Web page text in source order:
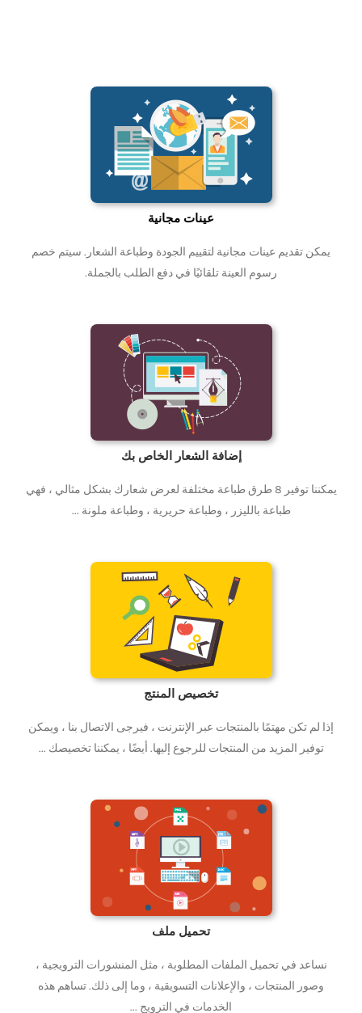
عينات مجانية
يمكن تقديم عينات مجانية لتقييم الجودة وطباعة الشعار. سيتم خصم
رسوم العينة تلقائيًا في دفع الطلب بالجملة.
إضافة الشعار الخاص بك
يمكننا توفير 8 طرق طباعة مختلفة لعرض شعارك بشكل مثالي ، فهي
طباعة بالليزر ، وطباعة حريرية ، وطباعة ملونة ...
تخصيص المنتج
إذا لم تكن مهتمًا بالمنتجات عبر الإنترنت ، فيرجى الاتصال بنا ، ويمكن
توفير المزيد من المنتجات للرجوع إليها. أيضًا ، يمكننا تخصيصك ...
تحميل ملف
نساعد في تحميل الملفات المطلوبة ، مثل المنشورات الترويجية ،
وصور المنتجات ، والإعلانات التسويقية ، وما إلى ذلك. تساهم هذه
الخدمات في الترويج ...